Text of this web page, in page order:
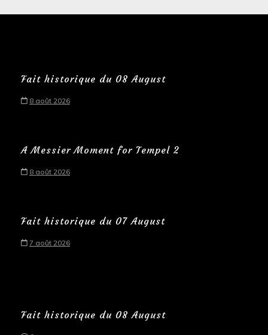
Fait historique du 08 August
8 août 2026
A Messier Moment for Tempel 2
8 août 2026
Fait historique du 07 August
7 août 2026
Fait historique du 08 August